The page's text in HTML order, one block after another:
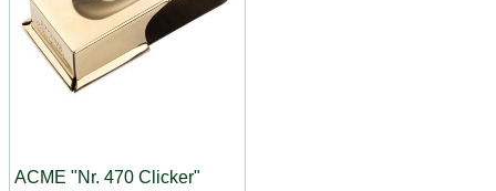
ACME "Nr. 470 Clicker"